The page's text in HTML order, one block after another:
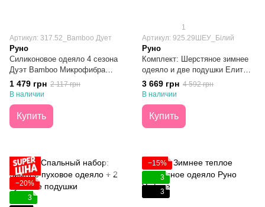
Артикул: 317.52_Bamboo Дует
Руно
Силиконовое одеяло 4 сезона
Дуэт Bamboo Микрофибра
Деми/ Зима 155х210
1 479 грн 2 117 грн
В наличии
Купить
1
Артикул: 925.29ШЕУ_Білий
Руно
Комплект: Шерстяное зимнее
одеяло и две подушки Елит
Тик 200х220 + 50х70
3 669 грн 4 592 грн
В наличии
Купить
−20%
3
−15%
3
3